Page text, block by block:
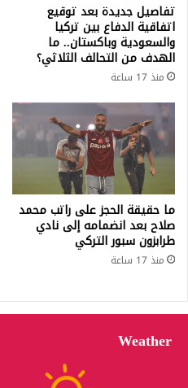
تفاصيل جديدة بعد توقيع
اتفاقية الدفاع بين تركيا
والسعودية وباكستان.. ما
الهدف من التحالف الثلاثي؟
منذ 17 ساعة
ما حقيقة الحجز على راتب محمد
صلاح بعد انضمامه إلى نادي
طرابزون سبور التركي
منذ 17 ساعة
Weather